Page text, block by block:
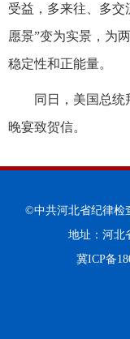
受益，多来往、多交
愿景”变为实景，为
稳定性和正能量。
同日，美国总
晚宴致贺信。
©中共河北省纪律
地址：河北
冀ICP备